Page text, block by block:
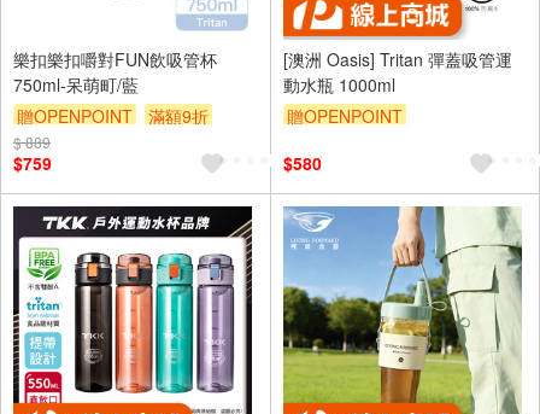
樂扣樂扣嚼對FUN飲吸管杯
750ml-呆萌町/藍
贈OPENPOINT
滿額9折
贈$200
$ 889
$759
[澳洲 Oasis] Tritan 彈蓋吸管運
動水瓶 1000ml
贈OPENPOINT
$580